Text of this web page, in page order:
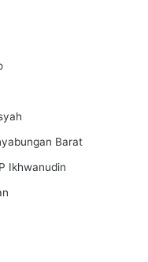
Barat
Ikhwanudin